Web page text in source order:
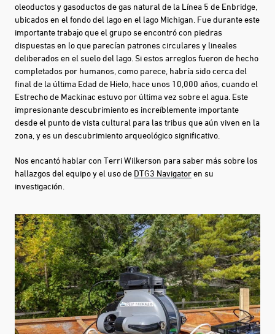
oleoductos y gasoductos de gas natural de la Línea 5 de Enbridge,
ubicados en el fondo del lago en el lago Michigan. Fue durante este
importante trabajo que el grupo se encontró con piedras
dispuestas en lo que parecían patrones circulares y lineales
deliberados en el suelo del lago. Si estos arreglos fueron de hecho
completados por humanos, como parece, habría sido cerca del
final de la última Edad de Hielo, hace unos 10,000 años, cuando el
Estrecho de Mackinac estuvo por última vez sobre el agua. Este
impresionante descubrimiento es increíblemente importante
desde el punto de vista cultural para las tribus que aún viven en la
zona, y es un descubrimiento arqueológico significativo.
Nos encantó hablar con Terri Wilkerson para saber más sobre los
hallazgos del equipo y el uso de DTG3 Navigatoren su
investigación.